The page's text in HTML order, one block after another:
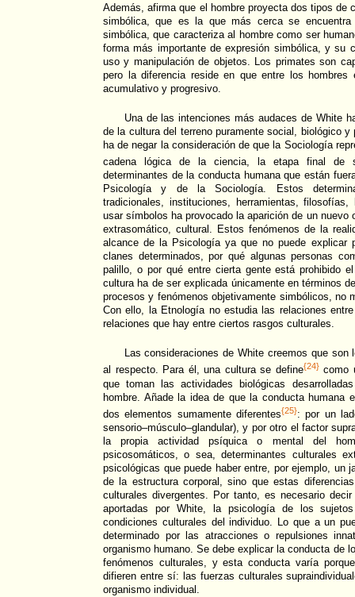
Además, afirma que el hombre proyecta dos tipos de
simbólica, que es la que más cerca se
simbólica, que caracteriza al hombre como ser
forma más importante de expresión simbólica, y su
uso y manipulación de objetos. Los primates son
pero la diferencia reside en que entre los hombres
acumulativo y progresivo.
Una de las intenciones más audaces de White
de la cultura del terreno puramente social, biológico
ha de negar la consideración de que la Sociología
cadena lógica de la ciencia, la etapa final de
determinantes de la conducta humana que están
Psicología y de la Sociología. Estos
tradicionales, instituciones, herramientas,
usar símbolos ha provocado la aparición de un nuevo
extrasomático, cultural. Estos fenómenos de la
alcance de la Psicología ya que no puede explicar
clanes determinados, por qué algunas personas
palillo, o por qué entre cierta gente está prohibido
cultura ha de ser explicada únicamente en términos
procesos y fenómenos objetivamente simbólicos, no
Con ello, la Etnología no estudia las relaciones
relaciones que hay entre ciertos rasgos culturales.
Las consideraciones de White creemos que son
al respecto. Para él, una cultura se define{24}como
que toman las actividades biológicas
hombre. Añade la idea de que la conducta humana
dos elementos sumamente diferentes{25}: por un
sensorio–músculo–glandular), y por otro el factor
la propia actividad psíquica o mental del
psicosomáticos, o sea, determinantes culturales
psicológicas que puede haber entre, por ejemplo, un
de la estructura corporal, sino que estas
culturales divergentes. Por tanto, es necesario
aportadas por White, la psicología de los
condiciones culturales del individuo. Lo que a un
determinado por las atracciones o repulsiones
organismo humano. Se debe explicar la conducta de
fenómenos culturales, y esta conducta varía
difieren entre sí: las fuerzas culturales
organismo individual.